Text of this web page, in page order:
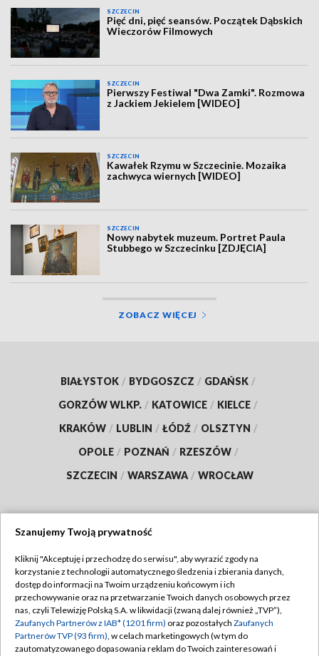
SZCZECIN
Pięć dni, pięć seansów. Początek Dąbskich
Wieczorów Filmowych
SZCZECIN
Pierwszy Festiwal "Dwa Zamki". Rozmowa
z Jackiem Jekielem [WIDEO]
SZCZECIN
Kawałek Rzymu w Szczecinie. Mozaika
zachwyca wiernych [WIDEO]
SZCZECIN
Nowy nabytek muzeum. Portret Paula
Stubbego w Szczecinku [ZDJĘCIA]
ZOBACZ WIĘCEJ
BIAŁYSTOK / BYDGOSZCZ / GDAŃSK /
GORZÓW WLKP. / KATOWICE / KIELCE /
KRAKÓW / LUBLIN / ŁÓDŹ / OLSZTYN /
OPOLE / POZNAŃ / RZESZÓW /
SZCZECIN / WARSZAWA / WROCŁAW
TVP
Abonament TVP
Emisja w TVP
Centrum informacji TVP
Regulamin TVP
Polityka prywatności
Moje zgody
Szanujemy Twoją prywatność
Kliknij "Akceptuję i przechodzę do serwisu", aby wyrazić zgody na
korzystanie z technologii automatycznego śledzenia i zbierania danych,
dostęp do informacji na Twoim urządzeniu końcowym i ich
przechowywanie oraz na przetwarzanie Twoich danych osobowych przez
nas, czyli Telewizję Polską S.A. w likwidacji (zwaną dalej również „TVP”),
Zaufanych Partnerów z IAB* (1201 firm) oraz pozostałych Zaufanych
Partnerów TVP (93 firm), w celach marketingowych (w tym do
zautomatyzowanego dopasowania reklam do Twoich zainteresowań i